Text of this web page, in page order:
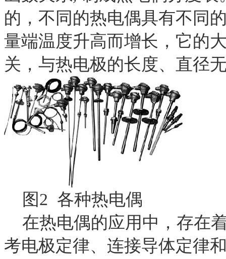
的，不同的热电偶具有不同
量端温度升高而增长，它的
关，与热电极的长度、直径
图2 各种热电偶
在热电偶的应用中，存在
考电极定律、连接导体定律